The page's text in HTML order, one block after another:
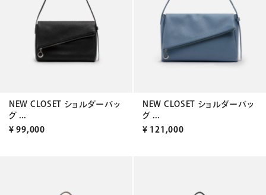
NEW CLOSET ショルダーバッ
グ ...
¥ 99,000
NEW CLOSET ショルダーバッ
グ ...
¥ 121,000